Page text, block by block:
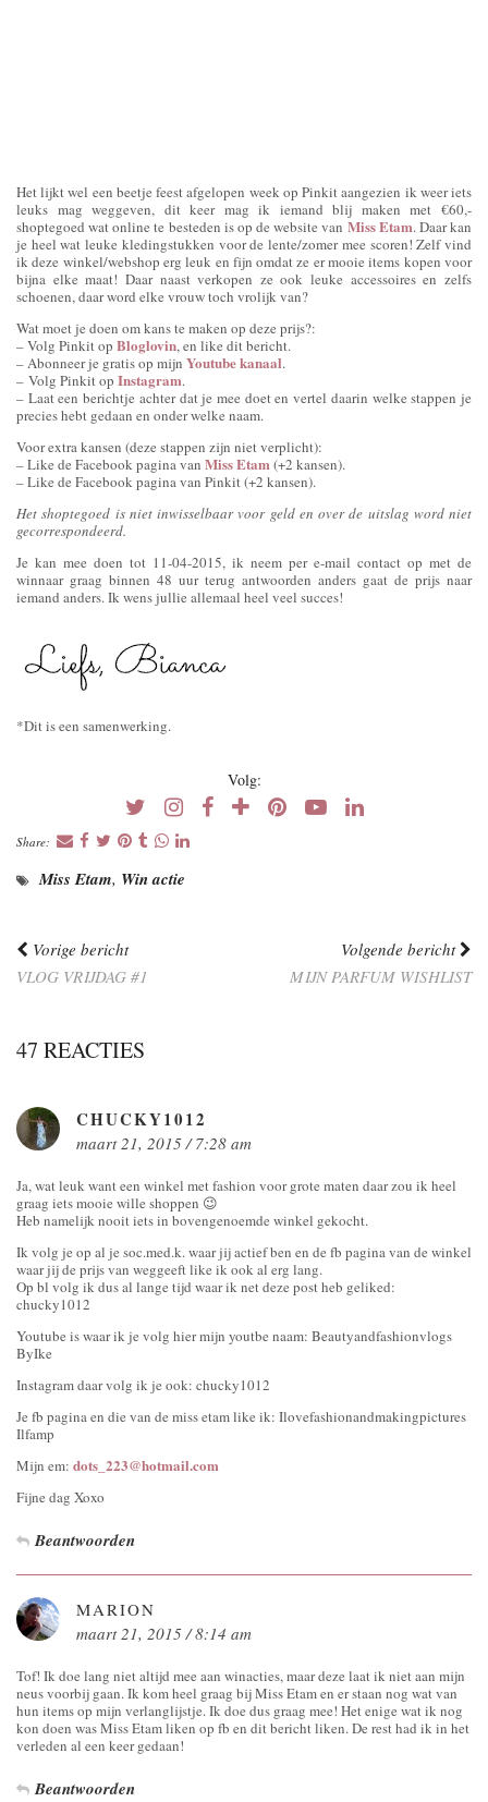
Het lijkt wel een beetje feest afgelopen week op Pinkit aangezien ik weer iets
leuks mag weggeven, dit keer mag ik iemand blij maken met €60,-
shoptegoed wat online te besteden is op de website van Miss Etam. Daar kan
je heel wat leuke kledingstukken voor de lente/zomer mee scoren! Zelf vind
ik deze winkel/webshop erg leuk en fijn omdat ze er mooie items kopen voor
bijna elke maat! Daar naast verkopen ze ook leuke accessoires en zelfs
schoenen, daar word elke vrouw toch vrolijk van?
Wat moet je doen om kans te maken op deze prijs?:
– Volg Pinkit op Bloglovin, en like dit bericht.
– Abonneer je gratis op mijn Youtube kanaal.
– Volg Pinkit op Instagram.
– Laat een berichtje achter dat je mee doet en vertel daarin welke stappen je
precies hebt gedaan en onder welke naam.
Voor extra kansen (deze stappen zijn niet verplicht):
– Like de Facebook pagina van Miss Etam(+2 kansen).
– Like de Facebook pagina van Pinkit (+2 kansen).
Het shoptegoed is niet inwisselbaar voor geld en over de uitslag word niet
gecorrespondeerd.
Je kan mee doen tot 11-04-2015, ik neem per e-mail contact op met de
winnaar graag binnen 48 uur terug antwoorden anders gaat de prijs naar
iemand anders. Ik wens jullie allemaal heel veel succes!
*Dit is een samenwerking.
Volg:
Share:
Miss Etam, Win actie
Vorige bericht
VLOG VRIJDAG #1
Volgende bericht
MIJN PARFUM WISHLIST
47 REACTIES
CHUCKY1012
maart 21, 2015 / 7:28 am
Ja, wat leuk want een winkel met fashion voor grote maten daar zou ik heel
graag iets mooie wille shoppen 😉
Heb namelijk nooit iets in bovengenoemde winkel gekocht.
Ik volg je op al je soc.med.k. waar jij actief ben en de fb pagina van de winkel
waar jij de prijs van weggeeft like ik ook al erg lang.
Op bl volg ik dus al lange tijd waar ik net deze post heb geliked:
chucky1012
Youtube is waar ik je volg hier mijn youtbe naam: Beautyandfashionvlogs
ByIke
Instagram daar volg ik je ook: chucky1012
Je fb pagina en die van de miss etam like ik: Ilovefashionandmakingpictures
Ilfamp
Mijn em: dots_223@hotmail.com
Fijne dag Xoxo
Beantwoorden
MARION
maart 21, 2015 / 8:14 am
Tof! Ik doe lang niet altijd mee aan winacties, maar deze laat ik niet aan mijn
neus voorbij gaan. Ik kom heel graag bij Miss Etam en er staan nog wat van
hun items op mijn verlanglijstje. Ik doe dus graag mee! Het enige wat ik nog
kon doen was Miss Etam liken op fb en dit bericht liken. De rest had ik in het
verleden al een keer gedaan!
Beantwoorden